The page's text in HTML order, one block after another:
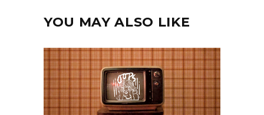
YOU MAY ALSO LIKE